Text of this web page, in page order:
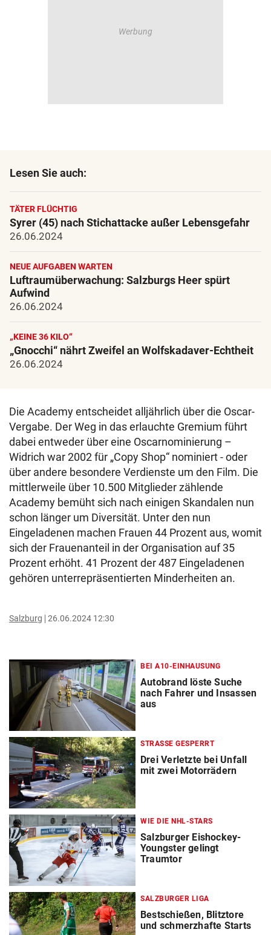
Lesen Sie auch:
TÄTER FLÜCHTIG
Syrer (45) nach Stichattacke außer Lebensgefahr
26.06.2024
NEUE AUFGABEN WARTEN
Luftraumüberwachung: Salzburgs Heer spürt
Aufwind
26.06.2024
„KEINE 36 KILO“
„Gnocchi“ nährt Zweifel an Wolfskadaver-Echtheit
26.06.2024
Die Academy entscheidet alljährlich über die Oscar-
Vergabe. Der Weg in das erlauchte Gremium führt
dabei entweder über eine Oscarnominierung –
Widrich war 2002 für „Copy Shop“ nominiert - oder
über andere besondere Verdienste um den Film. Die
mittlerweile über 10.500 Mitglieder zählende
Academy bemüht sich nach einigen Skandalen nun
schon länger um Diversität. Unter den nun
Eingeladenen machen Frauen 44 Prozent aus, womit
sich der Frauenanteil in der Organisation auf 35
Prozent erhöht. 41 Prozent der 487 Eingeladenen
gehören unterrepräsentierten Minderheiten an.
Salzburg 26.06.2024 12:30
BEI A10-EINHAUSUNG
Autobrand löste Suche
nach Fahrer und Insassen
aus
STRASSE GESPERRT
Drei Verletzte bei Unfall
mit zwei Motorrädern
WIE DIE NHL-STARS
Salzburger Eishockey-
Youngster gelingt
Traumtor
SALZBURGER LIGA
Bestschießen, Blitztore
und schmerzhafte Starts